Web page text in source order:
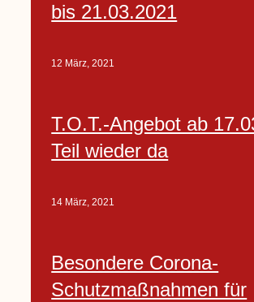
bis 21.03.2021
12 März, 2021
T.O.T.-Angebot ab
Teil wieder da
14 März, 2021
Besondere Corona-
Schutzmaßnahmen für